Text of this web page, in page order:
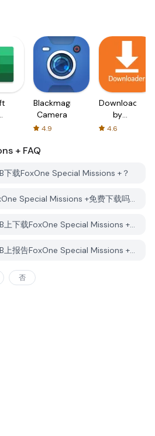
Blackmagic
Camera
4.9
Downloader
by
AFTVnews
4.6
+ FAQ
下载FoxOne Special Missions +？
PGYER APK HUB上的FoxOne Special Missions +免费下载吗？
我需要在PGYER APK HUB上下载FoxOne Special Missions +时需要账户吗？
我如何在PGYER APK HUB上报告FoxOne Special Missions +的问题？
否